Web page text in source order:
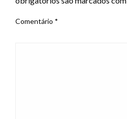
Comentário *